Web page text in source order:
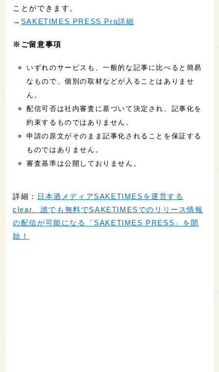
ことができます。
→ SAKETIMES PRESS Pro詳細
※ご留意事項
いずれのサービスも、一般的な記事に比べると簡易
なもので、個別の取材などが入ることはありませ
ん。
配信可否は社内審査に基づいて決定され、記事化を
約束するものではありません。
申請の原文がそのまま記事化されることを保証する
ものではありません。
審査基準は公開しておりません。
詳細：
日本酒メディアSAKETIMESを運営する
clear、誰でも無料でSAKETIMESでのリリース情報
の配信が可能になる「SAKETIMES PRESS」を開
始！